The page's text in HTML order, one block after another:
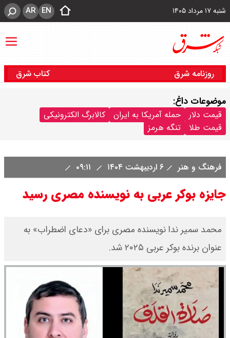
شنبه ۱۷ مرداد ۱۴۰۵ EN
AR
روزنامه شرق کتاب شرق
موضوعات داغ:
قیمت دلار حمله آمریکا به ایران
کالابرگ الکترونیکی
قیمت طلا
تنگه هرمز
فرهنگ و هنر ۶ اردیبهشت ۱۴۰۴
جایزه بوکر عربی به نویسنده مصری رسید
محمد سمیر ندا نویسنده مصری برای «دعای اضطراب» به
عنوان برنده بوکر عربی ۲۰۲۵ شد.